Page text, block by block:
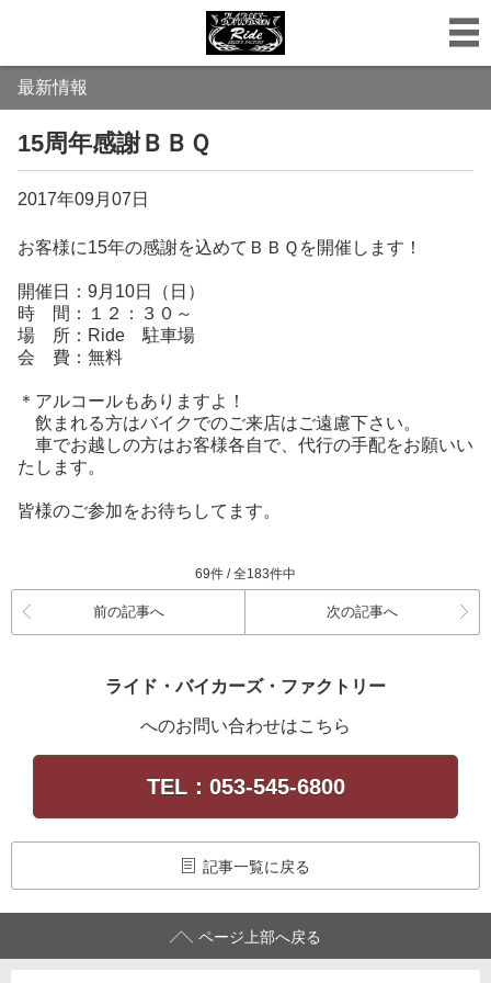
最新情報
15周年感謝ＢＢＱ
2017年09月07日
お客様に15年の感謝を込めてＢＢＱを開催します！
開催日：9月10日（日）
時 間：１２：３０～
場 所：Ride 駐車場
会 費：無料
＊アルコールもありますよ！
飲まれる方はバイクでのご来店はご遠慮下さい。
車でお越しの方はお客様各自で、代行の手配をお願いい
たします。
皆様のご参加をお待ちしてます。
69件 / 全183件中
前の記事へ 次の記事へ
ライド・バイカーズ・ファクトリー
へのお問い合わせはこちら
TEL：053-545-6800
記事一覧に戻る
ページ上部へ戻る